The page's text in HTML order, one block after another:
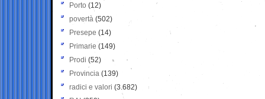
Porto (12)
povertà (502)
Presepe (14)
Primarie (149)
Prodi (52)
Provincia (139)
radici e valori (3.682)